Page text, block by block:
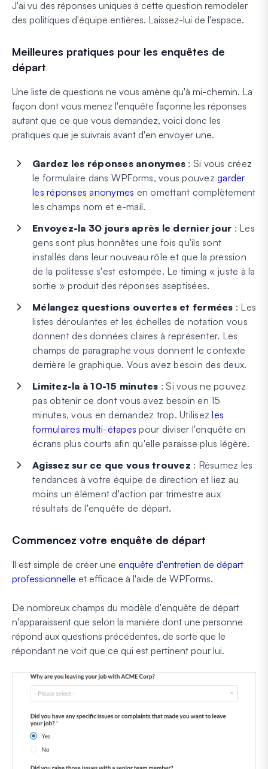
J'ai vu des réponses uniques à cette question remodeler
des politiques d'équipe entières. Laissez-lui de l'espace.
Meilleures pratiques pour les enquêtes de
départ
Une liste de questions ne vous amène qu'à mi-chemin. La
façon dont vous menez l'enquête façonne les réponses
autant que ce que vous demandez, voici donc les
pratiques que je suivrais avant d'en envoyer une.
Gardez les réponses anonymes : Si vous créez
le formulaire dans WPForms, vous pouvez garder
les réponses anonymes en omettant complètement
les champs nom et e-mail.
Envoyez-la 30 jours après le dernier jour : Les
gens sont plus honnêtes une fois qu'ils sont
installés dans leur nouveau rôle et que la pression
de la politesse s'est estompée. Le timing « juste à la
sortie » produit des réponses aseptisées.
Mélangez questions ouvertes et fermées : Les
listes déroulantes et les échelles de notation vous
donnent des données claires à représenter. Les
champs de paragraphe vous donnent le contexte
derrière le graphique. Vous avez besoin des deux.
Limitez-la à 10-15 minutes : Si vous ne pouvez
pas obtenir ce dont vous avez besoin en 15
minutes, vous en demandez trop. Utilisezles
formulaires multi-étapes pour diviser l'enquête en
écrans plus courts afin qu'elle paraisse plus légère.
Agissez sur ce que vous trouvez : Résumez les
tendances à votre équipe de direction et liez au
moins un élément d'action par trimestre aux
résultats de l'enquête de départ.
Commencez votre enquête de départ
Il est simple de créer une enquête d'entretien de départ
professionnelle et efficace à l'aide de WPForms.
De nombreux champs du modèle d'enquête de départ
n'apparaissent que selon la manière dont une personne
répond aux questions précédentes, de sorte que le
répondant ne voit que ce qui est pertinent pour lui.